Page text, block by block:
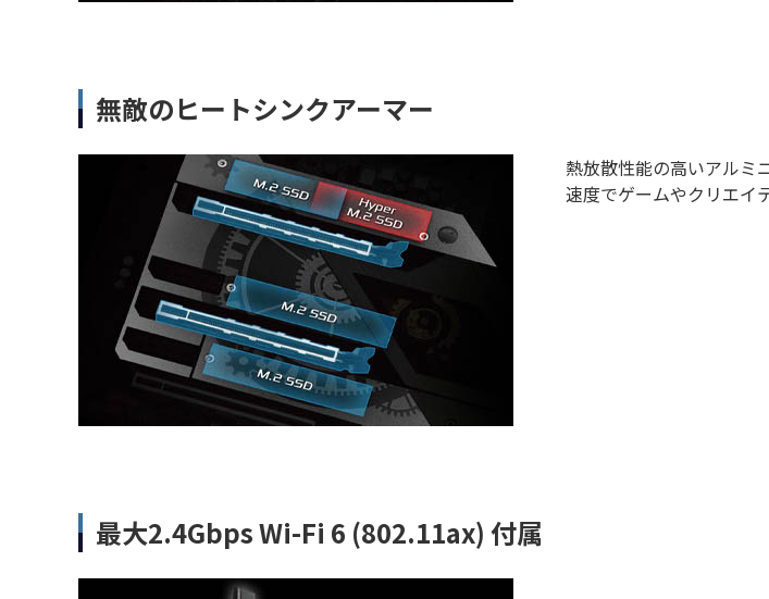
無敵のヒートシンクアーマー
熱放散性能の高いアルミ
速度でゲームやクリエイ
最大2.4Gbps Wi-Fi 6 (802.11ax) 付属